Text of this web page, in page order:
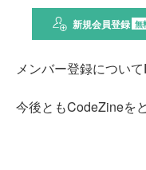
新規会員登録 無
メンバー登録について
今後ともCodeZineを